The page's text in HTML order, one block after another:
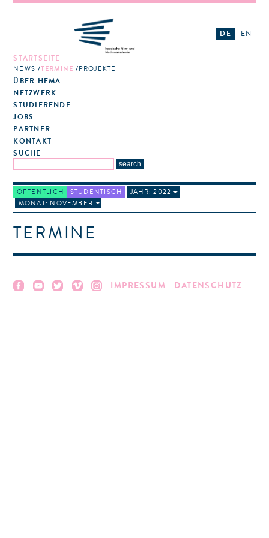
STARTSEITE
NEWS TERMINE PROJEKTE
ÜBER HFMA
NETZWERK
STUDIERENDE
JOBS
PARTNER
KONTAKT
SUCHE
DE EN
ÖFFENTLICH STUDENTISCH
JAHR: 2022
MONAT: NOVEMBER
TERMINE
IMPRESSUM DATENSCHUTZ